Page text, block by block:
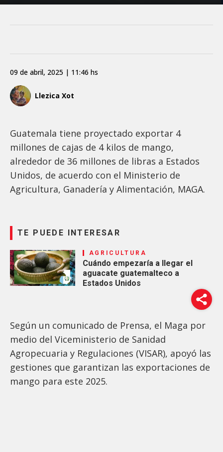
Llezica Xot
09 de abril, 2025 | 11:46 hs
Guatemala tiene proyectado exportar 4
millones de cajas de 4 kilos de mango,
alrededor de 36 millones de libras a Estados
Unidos, de acuerdo con el Ministerio de
Agricultura, Ganadería y Alimentación, MAGA.
TE PUEDE INTERESAR
AGRICULTURA
Cuándo empezaría a llegar el
aguacate guatemalteco a
Estados Unidos
Según un comunicado de Prensa, el Maga por
medio del Viceministerio de Sanidad
Agropecuaria y Regulaciones (VISAR), apoyó las
gestiones que garantizan las exportaciones de
mango para este 2025.